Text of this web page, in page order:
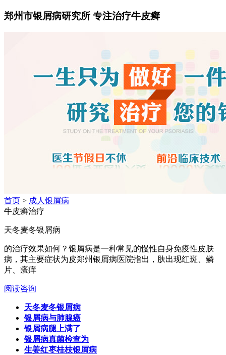
郑州市银屑病研究所 专注治疗牛皮癣
首页 > 成人银屑病
牛皮癣治疗
天冬麦冬银屑病
的治疗效果如何？银屑病是一种常见的慢性自身免疫性皮肤
病，其主要症状为皮郑州银屑病医院指出，肤出现红斑、鳞
片、瘙痒
阅读咨询
天冬麦冬银屑病
银屑病与肺腺癌
银屑病腿上满了
银屑病真菌检查为
生姜红枣桂枝银屑病